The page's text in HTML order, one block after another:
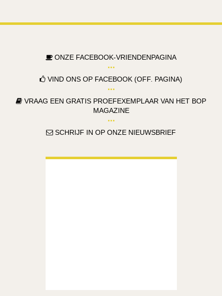
ONZE FACEBOOK-VRIENDENPAGINA
VIND ONS OP FACEBOOK (OFF. PAGINA)
VRAAG EEN GRATIS PROEFEXEMPLAAR VAN HET BOP
MAGAZINE
SCHRIJF IN OP ONZE NIEUWSBRIEF